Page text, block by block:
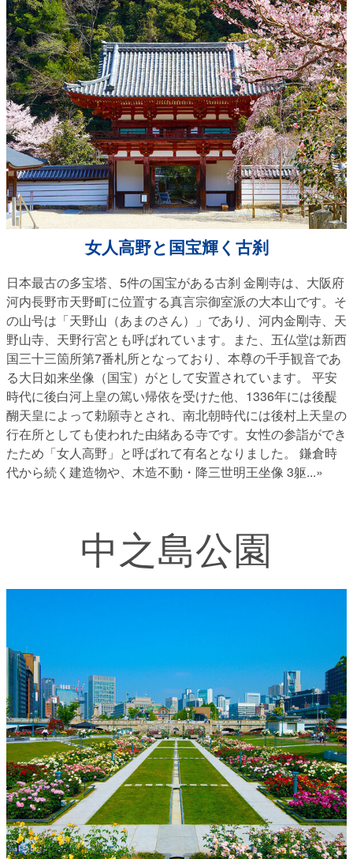
女人高野と国宝輝く古刹
日本最古の多宝塔、5件の国宝がある古刹 金剛寺は、大阪府
河内長野市天野町に位置する真言宗御室派の大本山です。そ
の山号は「天野山（あまのさん）」であり、河内金剛寺、天
野山寺、天野行宮とも呼ばれています。また、五仏堂は新西
国三十三箇所第7番札所となっており、本尊の千手観音であ
る大日如来坐像（国宝）がとして安置されています。 平安
時代に後白河上皇の篤い帰依を受けた他、1336年には後醍
醐天皇によって勅願寺とされ、南北朝時代には後村上天皇の
行在所としても使われた由緒ある寺です。女性の参詣ができ
たため「女人高野」と呼ばれて有名となりました。 鎌倉時
代から続く建造物や、木造不動・降三世明王坐像 3躯...»
中之島公園